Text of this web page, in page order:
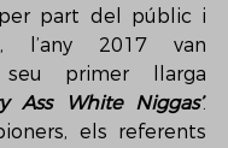
part del públic i
l’any 2017 van
primer llarga
Ass White Niggas’.
els referents